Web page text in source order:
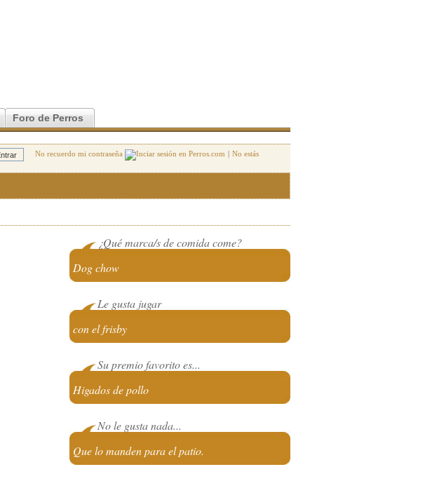
Foro de Perros
No recuerdo mi contraseña | No estás
¿Qué marca/s de comida come?
Dog chow
Le gusta jugar
con el frisby
Su premio favorito es...
Higados de pollo
No le gusta nada...
Que lo manden para el patio.